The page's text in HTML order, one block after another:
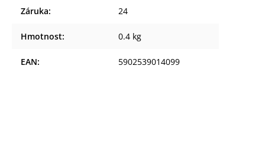
Záruka: 24
Hmotnost: 0.4 kg
EAN: 5902539014099